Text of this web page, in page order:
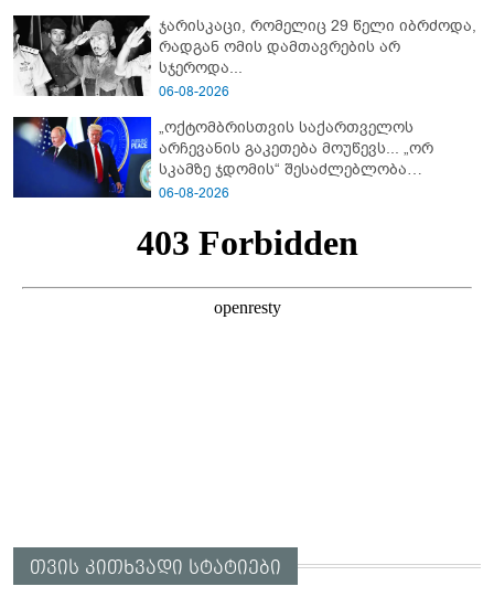
ჯარისკაცი, რომელიც 29 წელი იბრძოდა,
რადგან ომის დამთავრების არ
სჯეროდა...
06-08-2026
„ოქტომბრისთვის საქართველოს
არჩევანის გაკეთება მოუწევს... „ორ
სკამზე ჯდომის“ შესაძლებლობა
შეიძლება დასრულდეს“ - მირიან
06-08-2026
თვის კითხვადი სტატიები